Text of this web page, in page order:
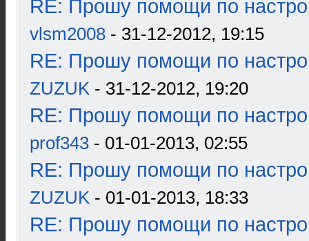
RE: Прошу помощи по
vlsm2008 - 31-12-2012, 19:15
RE: Прошу помощи по
ZUZUK - 31-12-2012, 19:20
RE: Прошу помощи по
prof343 - 01-01-2013, 02:55
RE: Прошу помощи по
ZUZUK - 01-01-2013, 18:33
RE: Прошу помощи по